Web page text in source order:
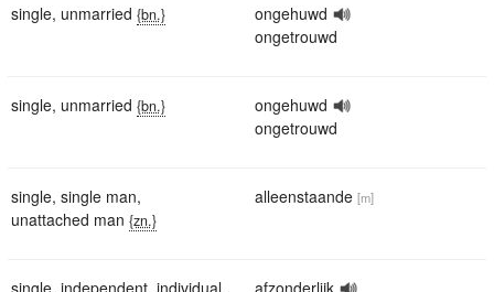
single, unmarried {bn.}
ongehuwd
ongetrouwd
single, unmarried {bn.}
ongehuwd
ongetrouwd
single, single man,
unattached man {zn.}
alleenstaande [m]
single, independent, individual,
afzonderlijk